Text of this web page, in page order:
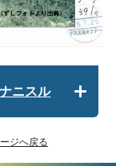
ニスル
ジへ戻る